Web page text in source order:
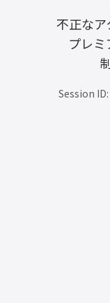
不正なア
プレ
Session